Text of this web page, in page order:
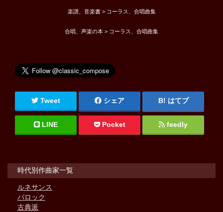
楽譜、音楽書 > コーラス、合唱曲集
合唱、声楽の本 > コーラス、合唱曲集
Tweet シェア はてブ
LINE Pocket feedly
時代別作曲家一覧
ルネサンス
バロック
古典派